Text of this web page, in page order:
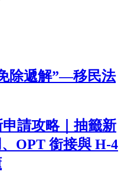
除遞解”—移民法
申請攻略｜抽籤新
OPT 銜接與 H-4